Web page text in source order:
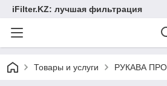
iFilter.KZ: лучшая фильтрация
Товары и услуги РУКАВА